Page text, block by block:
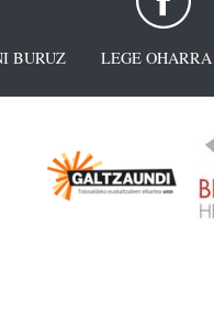
BURUZ LEGE OHARRA